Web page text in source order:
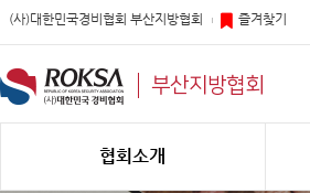
(사)대한민국경비협회 부산지방협회 즐겨찾기
부산지방협회
협회소개